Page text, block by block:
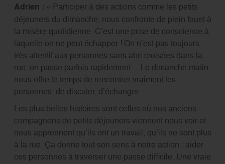
Adrien : « Participer à des actions comme les petits
déjeuners du dimanche, nous confronte de plein fouet à
la misère quotidienne. C’est une prise de conscience à
laquelle on ne peut échapper ! On n’est pas toujours
très attentif aux personnes sans abri croisées dans la
rue, on passe parfois rapidement… Le dimanche matin
nous offre le temps de rencontrer vraiment les
personnes, de discuter, d’échanger.
Les plus belles histoires sont celles où nos anciens
compagnons de petits déjeuners viennent nous voir et
nous apprennent qu’ils ont un travail, qu’ils ne sont plus
à la rue. Ça donne tout son sens à notre action : aider
ces personnes à traverser une passe difficile. Une vraie